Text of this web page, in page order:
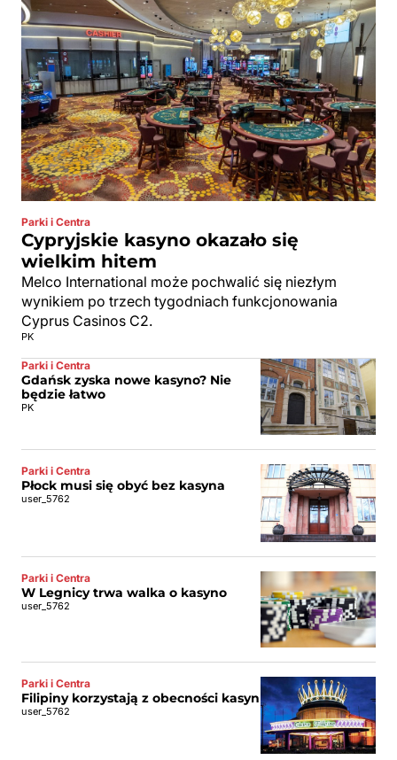
Parki i Centra
Cypryjskie kasyno okazało się
wielkim hitem
Melco International może pochwalić się niezłym
wynikiem po trzech tygodniach funkcjonowania
Cyprus Casinos C2.
PK
Parki i Centra
Gdańsk zyska nowe kasyno? Nie
będzie łatwo
PK
Parki i Centra
Płock musi się obyć bez kasyna
user_5762
Parki i Centra
W Legnicy trwa walka o kasyno
user_5762
Parki i Centra
Filipiny korzystają z obecności kasyn
user_5762